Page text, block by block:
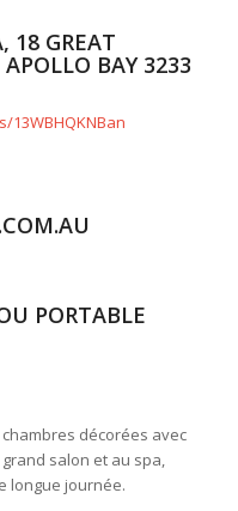
18 GREAT
BAY 3233
PORTABLE
décorées avec
salon et au spa,
longue journée.